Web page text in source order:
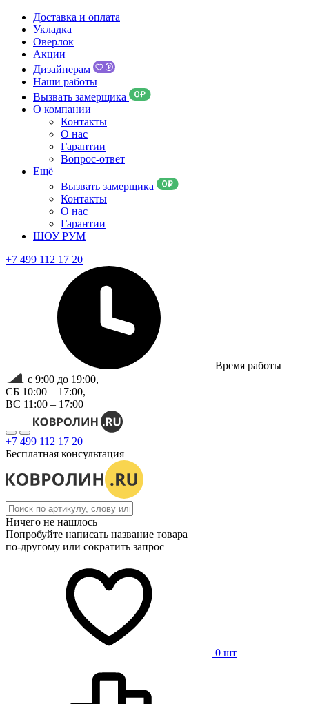
Доставка и оплата
Укладка
Оверлок
Акции
Дизайнерам
Наши работы
Вызвать замерщика
О компании
Контакты
О нас
Гарантии
Вопрос-ответ
Ещё
Вызвать замерщика
Контакты
О нас
Гарантии
ШОУ РУМ
+7 499 112 17 20
Время работы
с 9:00 до 19:00,
СБ 10:00 – 17:00,
ВС 11:00 – 17:00
+7 499 112 17 20
Бесплатная консультация
Ничего не нашлось
Попробуйте написать название товара
по-другому или сократить запрос
0 шт